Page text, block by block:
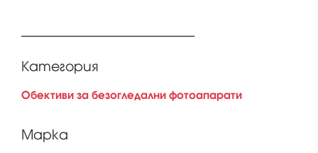
Категория
Обективи за безогледални фотоапарати
Марка